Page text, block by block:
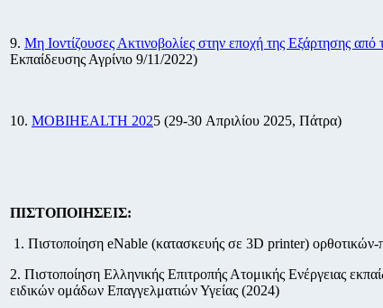
9. Μη Ιοντίζουσες Ακτινοβολίες στην εποχή της Εξάρτησης από
Εκπαίδευσης Αγρίνιο 9/11/2022)
10. MOBIHEALTH 2025 (29-30 Απριλίου 2025, Πάτρα)
ΠΙΣΤΟΠΟΙΗΣΕΙΣ:
1. Πιστοποίηση eNable (κατασκευής σε 3D printer)
2. Πιστοποίηση Ελληνικής Επιτροπής Ατομικής Ενέργειας
ειδικών ομάδων Επαγγελματιών Υγείας (2024)